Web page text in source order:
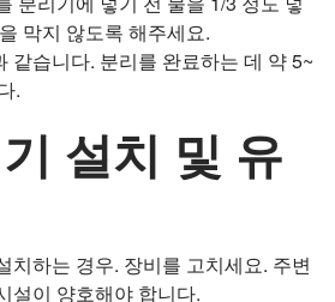
막지 않도록 해주세요.
같습니다. 분리를 완료하는 데 약 5~
.
설치 및 유
치하는 경우. 장비를 고치세요. 주변
설이 양호해야 합니다.